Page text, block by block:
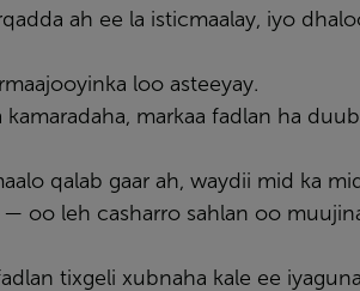
ah ee la isticmaalay, iyo
loo asteeyay.
kamaradaha, markaa fadlan ha
qalab gaar ah, waydii mid ka
— oo leh casharro sahlan oo
tixgeli xubnaha kale ee